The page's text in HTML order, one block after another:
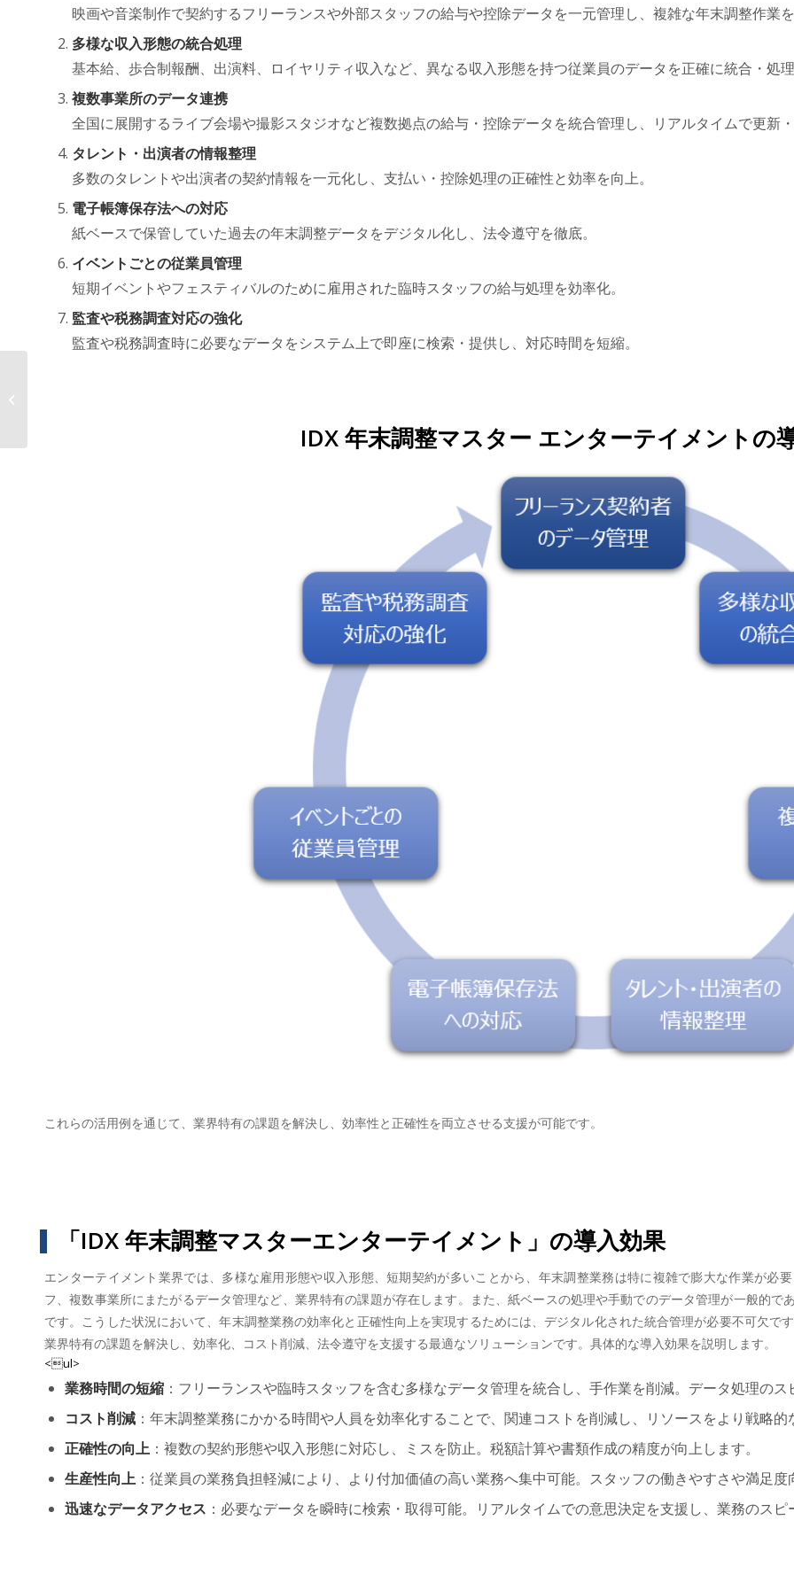
映画や音楽制作で契約するフリーランスや外部スタッフの給与や控除データを一元管理し、複雑な年末調整作業を
多様な収入形態の統合処理
基本給、歩合制報酬、出演料、ロイヤリティ収入など、異なる収入形態を持つ従業員のデータを正確に統合・処理
複数事業所のデータ連携
全国に展開するライブ会場や撮影スタジオなど複数拠点の給与・控除データを統合管理し、リアルタイムで更新・
タレント・出演者の情報整理
多数のタレントや出演者の契約情報を一元化し、支払い・控除処理の正確性と効率を向上。
電子帳簿保存法への対応
紙ベースで保管していた過去の年末調整データをデジタル化し、法令遵守を徹底。
イベントごとの従業員管理
短期イベントやフェスティバルのために雇用された臨時スタッフの給与処理を効率化。
監査や税務調査対応の強化
監査や税務調査時に必要なデータをシステム上で即座に検索・提供し、対応時間を短縮。
IDX 年末調整マスター エンターテイメントの
これらの活用例を通じて、業界特有の課題を解決し、効率性と正確性を両立させる支援が可能です。
「IDX 年末調整マスターエンターテイメント」の導入効果
エンターテイメント業界では、多様な雇用形態や収入形態、短期契約が多いことから、年末調整業務は特に複雑で膨大な作業が必
フ、複数事業所にまたがるデータ管理など、業界特有の課題が存在します。また、紙ベースの処理や手動でのデータ管理が一般的
です。こうした状況において、年末調整業務の効率化と正確性向上を実現するためには、デジタル化された統合管理が必要不可欠で
業界特有の課題を解決し、効率化、コスト削減、法令遵守を支援する最適なソリューションです。具体的な導入効果を説明します。
<ul>
業務時間の短縮 ：フリーランスや臨時スタッフを含む多様なデータ管理を統合し、手作業を削減。データ処理のス
コスト削減 ：年末調整業務にかかる時間や人員を効率化することで、関連コストを削減し、リソースをより戦略的
正確性の向上 ：複数の契約形態や収入形態に対応し、ミスを防止。税額計算や書類作成の精度が向上します。
生産性向上 ：従業員の業務負担軽減により、より付加価値の高い業務へ集中可能。スタッフの働きやすさや満足度
迅速なデータアクセス ：必要なデータを瞬時に検索・取得可能。リアルタイムでの意思決定を支援し、業務のスピ